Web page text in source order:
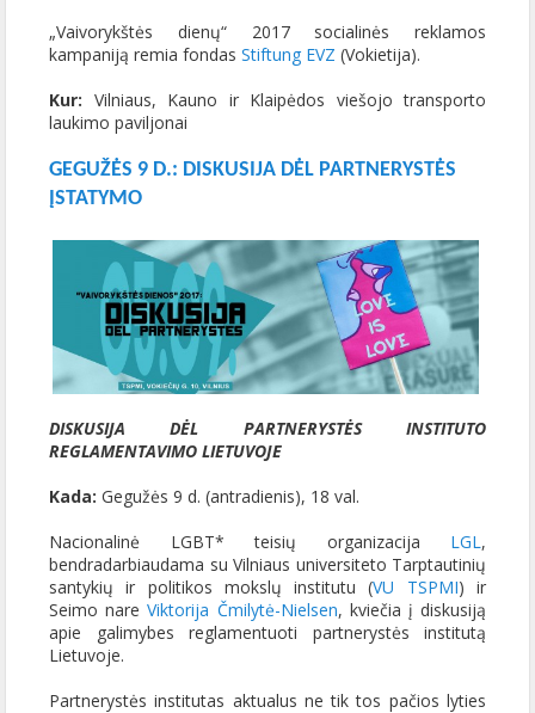
„Vaivorykštės dienų“ 2017 socialinės reklamos
kampaniją remia fondas Stiftung EVZ (Vokietija).
Kur: Vilniaus, Kauno ir Klaipėdos viešojo transporto
laukimo paviljonai
GEGUŽĖS 9 D.: DISKUSIJA DĖL PARTNERYSTĖS
ĮSTATYMO
DISKUSIJA DĖL PARTNERYSTĖS INSTITUTO
REGLAMENTAVIMO LIETUVOJE
Kada: Gegužės 9 d. (antradienis), 18 val.
Nacionalinė LGBT* teisių organizacija LGL ,
bendradarbiaudama su Vilniaus universiteto Tarptautinių
santykių ir politikos mokslų institutu (VU TSPMI) ir
Seimo nareViktorija Čmilytė-Nielsen, kviečia į diskusiją
apie galimybes reglamentuoti partnerystės institutą
Lietuvoje.
Partnerystės institutas aktualus ne tik tos pačios lyties